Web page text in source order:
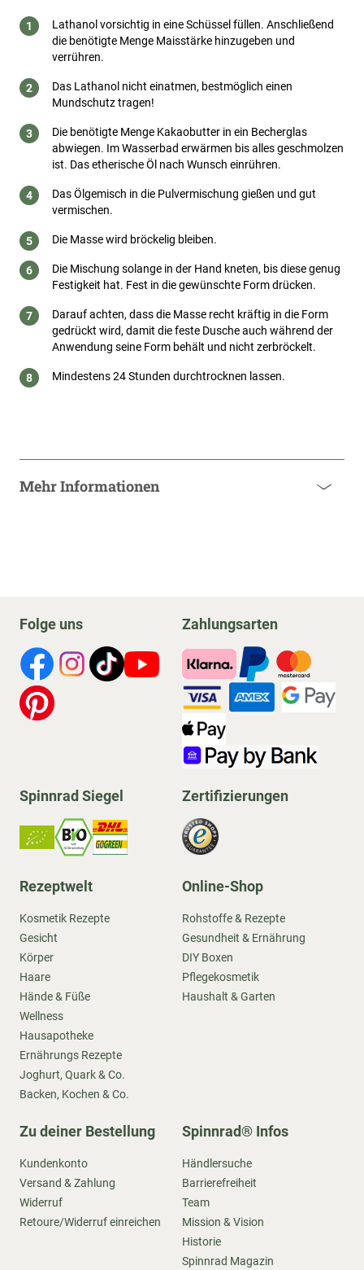
Lathanol vorsichtig in eine Schüssel füllen. Anschließend
die benötigte Menge Maisstärke hinzugeben und
verrühren.
Das Lathanol nicht einatmen, bestmöglich einen
Mundschutz tragen!
Die benötigte Menge Kakaobutter in ein Becherglas
abwiegen. Im Wasserbad erwärmen bis alles geschmolzen
ist. Das etherische Öl nach Wunsch einrühren.
Das Ölgemisch in die Pulvermischung gießen und gut
vermischen.
Die Masse wird bröckelig bleiben.
Die Mischung solange in der Hand kneten, bis diese genug
Festigkeit hat. Fest in die gewünschte Form drücken.
Darauf achten, dass die Masse recht kräftig in die Form
gedrückt wird, damit die feste Dusche auch während der
Anwendung seine Form behält und nicht zerbröckelt.
Mindestens 24 Stunden durchtrocknen lassen.
Mehr Informationen
Folge uns Zahlungsarten
Spinnrad Siegel Zertifizierungen
Rezeptwelt
Kosmetik Rezepte
Gesicht
Körper
Haare
Hände & Füße
Wellness
Hausapotheke
Ernährungs Rezepte
Joghurt, Quark & Co.
Backen, Kochen & Co.
Online-Shop
Rohstoffe & Rezepte
Gesundheit & Ernährung
DIY Boxen
Pflegekosmetik
Haushalt & Garten
Zu deiner Bestellung
Kundenkonto
Versand & Zahlung
Widerruf
Retoure/Widerruf einreichen
Spinnrad® Infos
Händlersuche
Barrierefreiheit
Team
Mission & Vision
Historie
Spinnrad Magazin